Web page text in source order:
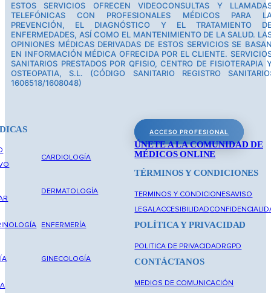
ESTOS SERVICIOS OFRECEN VIDEOCONSULTAS Y
TELEFÓNICAS CON PROFESIONALES MÉDICOS PARA
PREVENCIÓN, EL DIAGNÓSTICO Y EL TRATAMIENTO
ENFERMEDADES, ASÍ COMO EL MANTENIMIENTO DE LA SALUD.
OPINIONES MÉDICAS DERIVADAS DE ESTOS SERVICIOS SE
EN INFORMACIÓN MÉDICA OFRECIDA POR EL CLIENTE.
SANITARIOS PRESTADOS POR QFISIO, CENTRO DE FISIOTERAPIA
OSTEOPATIA, S.L. (CÓDIGO SANITARIO REGISTRO
1606518/1608048)
CARDIOLOGÍA
DERMATOLOGÍA
ENFERMERÍA
GINECOLOGÍA
ACCESO PROFESIONAL
ÚNETE A LA COMUNIDAD DE
MÉDICOS ONLINE
TÉRMINOS Y CONDICIONES
TERMINOS Y CONDICIONESAVISO
LEGALACCESIBILIDAD
POLÍTICA Y PRIVACIDAD
POLITICA DE PRIVACIDADRGPD
CONTÁCTANOS
MEDIOS DE COMUNICACIÓN